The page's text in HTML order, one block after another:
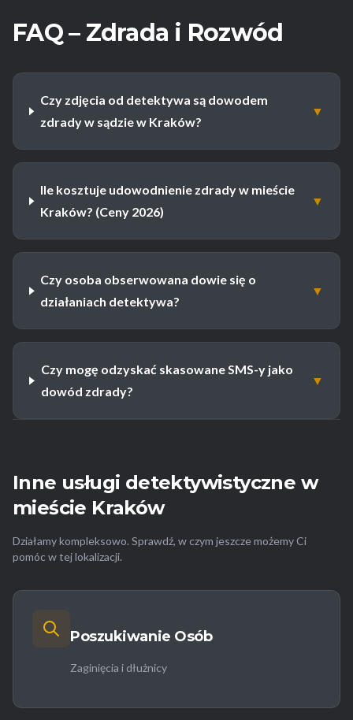
FAQ – Zdrada i Rozwód
Czy zdjęcia od detektywa są dowodem
zdrady w sądzie w Kraków?
▼
Ile kosztuje udowodnienie zdrady w mieście
Kraków? (Ceny 2026)
▼
Czy osoba obserwowana dowie się o
działaniach detektywa?
▼
Czy mogę odzyskać skasowane SMS-y jako
dowód zdrady?
▼
Inne usługi detektywistyczne w
mieście Kraków
Działamy kompleksowo. Sprawdź, w czym jeszcze możemy Ci
pomóc w tej lokalizacji.
Poszukiwanie Osób
Zaginięcia i dłużnicy